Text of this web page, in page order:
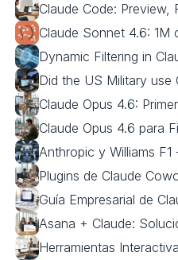
Claude Code:
Claude Sonnet 4.6:
Dynamic Filtering in
Did the US Military use
Claude Opus 4.6:
Claude Opus 4.6 para
Anthropic y Williams
Plugins de Claude
Guía Empresarial de
Asana + Claude:
Herramientas